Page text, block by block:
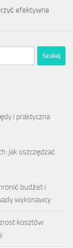
efektywne
i praktyczna
jak oszczędzać
budżet i
wykonawcy
kosztów